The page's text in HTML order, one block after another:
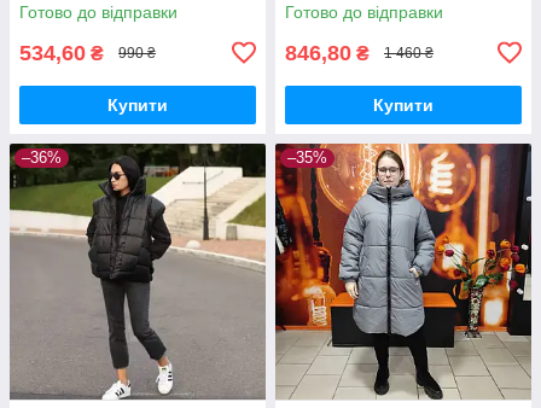
Готово до відправки
534,60 ₴ 990 ₴
Купити
Готово до відправки
846,80 ₴ 1 460 ₴
Купити
–36% –35%